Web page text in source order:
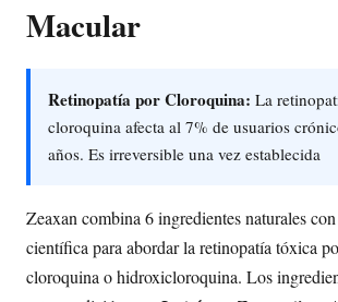
Macular
Retinopatía por Cloroquina: La
cloroquina afecta al 7% de usuarios
años. Es irreversible una vez establecida
Zeaxan combina 6 ingredientes naturales
científica para abordar la retinopatía tóxica
cloroquina o hidroxicloroquina. Los